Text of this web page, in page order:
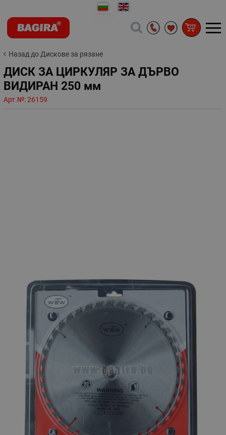
Назад до Дискове за рязане
ДИСК ЗА ЦИРКУЛЯР ЗА ДЪРВО
ВИДИРАН 250 мм
Арт.№:26159